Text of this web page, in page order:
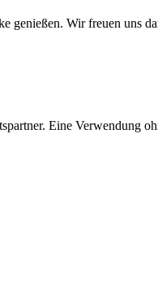
genießen. Wir freuen uns
Eine Verwendung